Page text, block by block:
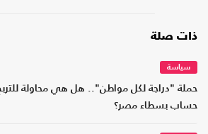
ذات صلة
سياسة
حملة "دراجة لكل مواطن".. هل هي محاولة
حساب بسطاء مصر؟